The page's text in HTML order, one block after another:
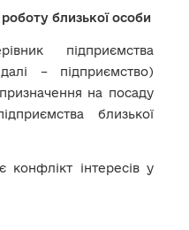
близької особи
підприємства
– підприємство)
на посаду
близької
інтересів у